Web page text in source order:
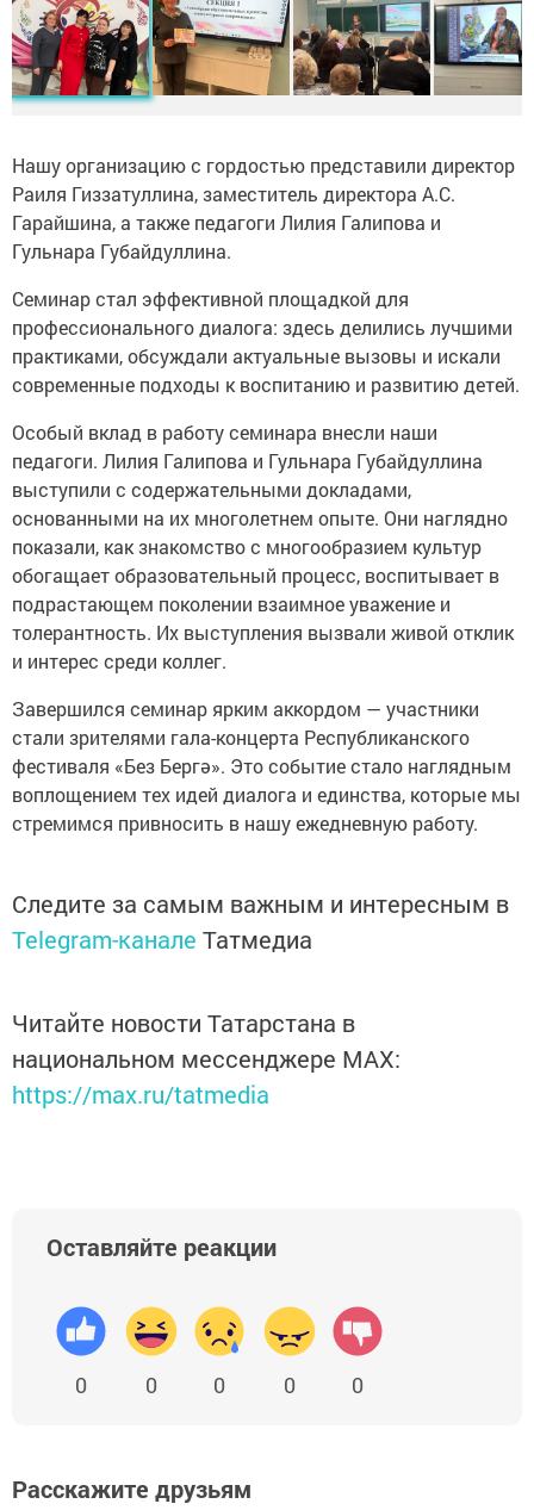
Нашу организацию с гордостью представили директор
Раиля Гиззатуллина, заместитель директора А.С.
Гарайшина, а также педагоги Лилия Галипова и
Гульнара Губайдуллина.
Семинар стал эффективной площадкой для
профессионального диалога: здесь делились лучшими
практиками, обсуждали актуальные вызовы и искали
современные подходы к воспитанию и развитию детей.
Особый вклад в работу семинара внесли наши
педагоги. Лилия Галипова и Гульнара Губайдуллина
выступили с содержательными докладами,
основанными на их многолетнем опыте. Они наглядно
показали, как знакомство с многообразием культур
обогащает образовательный процесс, воспитывает в
подрастающем поколении взаимное уважение и
толерантность. Их выступления вызвали живой отклик
и интерес среди коллег.
Завершился семинар ярким аккордом — участники
стали зрителями гала-концерта Республиканского
фестиваля «Без Бергә». Это событие стало наглядным
воплощением тех идей диалога и единства, которые мы
стремимся привносить в нашу ежедневную работу.
Следите за самым важным и интересным в
Telegram-канале Татмедиа
Читайте новости Татарстана в
национальном мессенджере MАХ:
https://max.ru/tatmedia
Оставляйте реакции
0 0 0 0 0
Расскажите друзьям